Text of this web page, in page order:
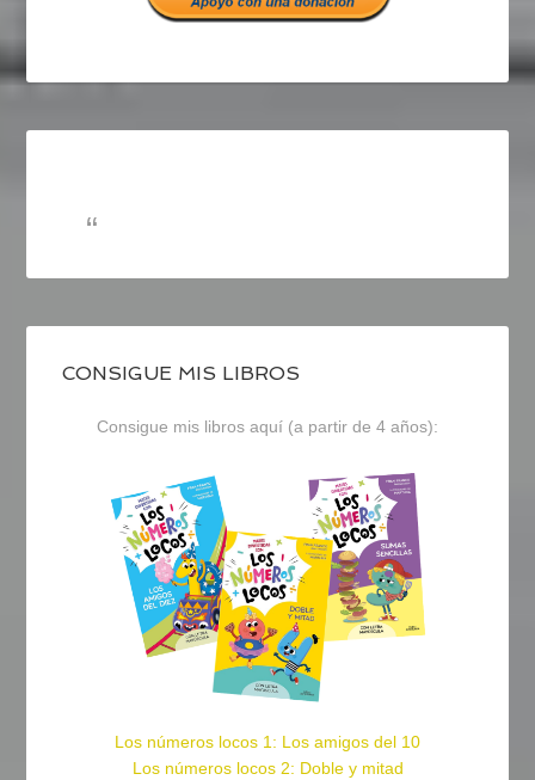
CONSIGUE MIS LIBROS
Consigue mis libros aquí (a partir de 4 años):
Los números locos 1: Los amigos del 10
Los números locos 2: Doble y mitad